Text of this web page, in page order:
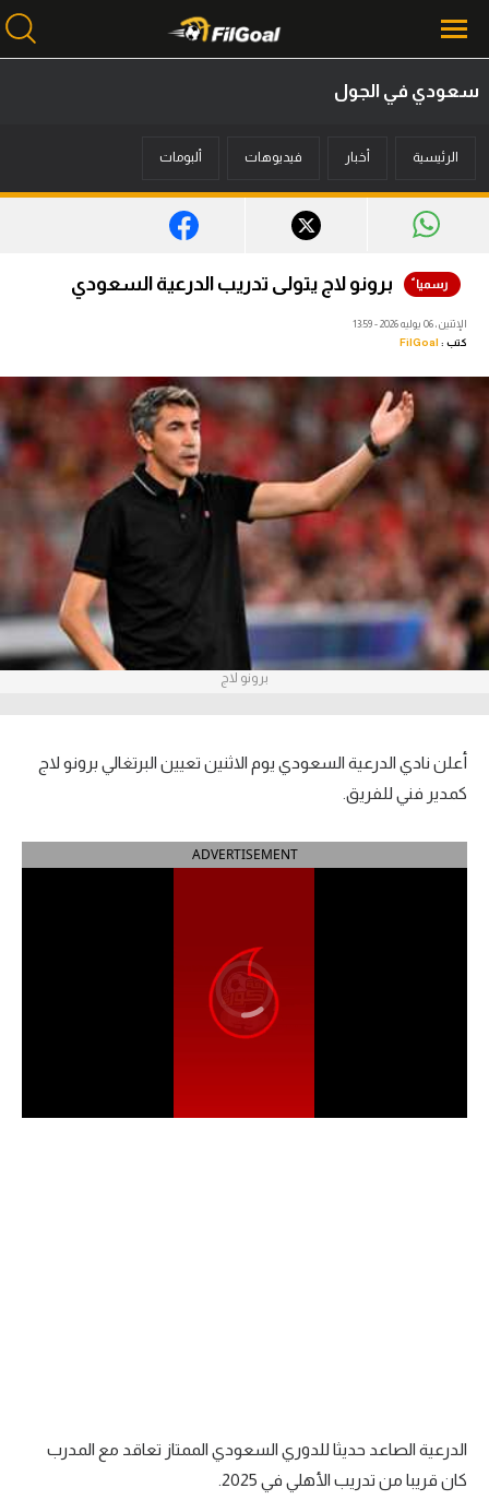
أخبار
ميركاتو
فانتازي في الجول
مسابقة التوقعات
فيديوهات
عدسات
آراء حرة
ركن الألعاب
بطولات
أمريكا 2026
الدوري الإنجليزي الممتاز
الدوري الإيطالي
الدوري السعودي للمحترفين
دوري أبطال إفريقيا
منتخب مصر
سعودي في الجول
سعودي في الجول
الرئيسية أخبار فيديوهات ألبومات
برونو لاج يتولى تدريب الدرعية السعودي
الإثنين، 06 يوليه 2026 - 13:59
كتب : FilGoal
برونو لاج
أعلن نادي الدرعية السعودي يوم الاثنين تعيين البرتغالي برونو لاج
كمدير فني للفريق.
ADVERTISEMENT
الدرعية الصاعد حديثا للدوري السعودي الممتاز تعاقد مع المدرب
كان قريبا من تدريب الأهلي في 2025.